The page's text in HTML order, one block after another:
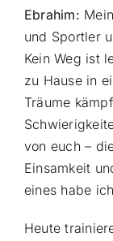
Ebrahim:
und Sportler
Kein Weg ist
zu Hause in
Träume
von euch –
Einsamkeit
eines habe
Heute